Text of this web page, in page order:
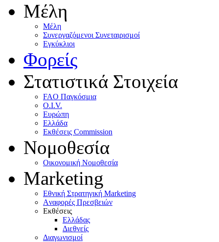
Μέλη
Mέλη
Συνεργαζόμενοι Συνεταιρισμοί
Εγκύκλιοι
Φορείς
Στατιστικά Στοιχεία
FAO Παγκόσμια
O.I.V.
Ευρώπη
Ελλάδα
Eκθέσεις Commission
Νομοθεσία
Οικονομική Νομοθεσία
Marketing
Eθνική Στρατηγική Marketing
Aναφορές Πρεσβειών
Eκθέσεις
Eλλάδας
Διεθνείς
Διαγωνισμοί